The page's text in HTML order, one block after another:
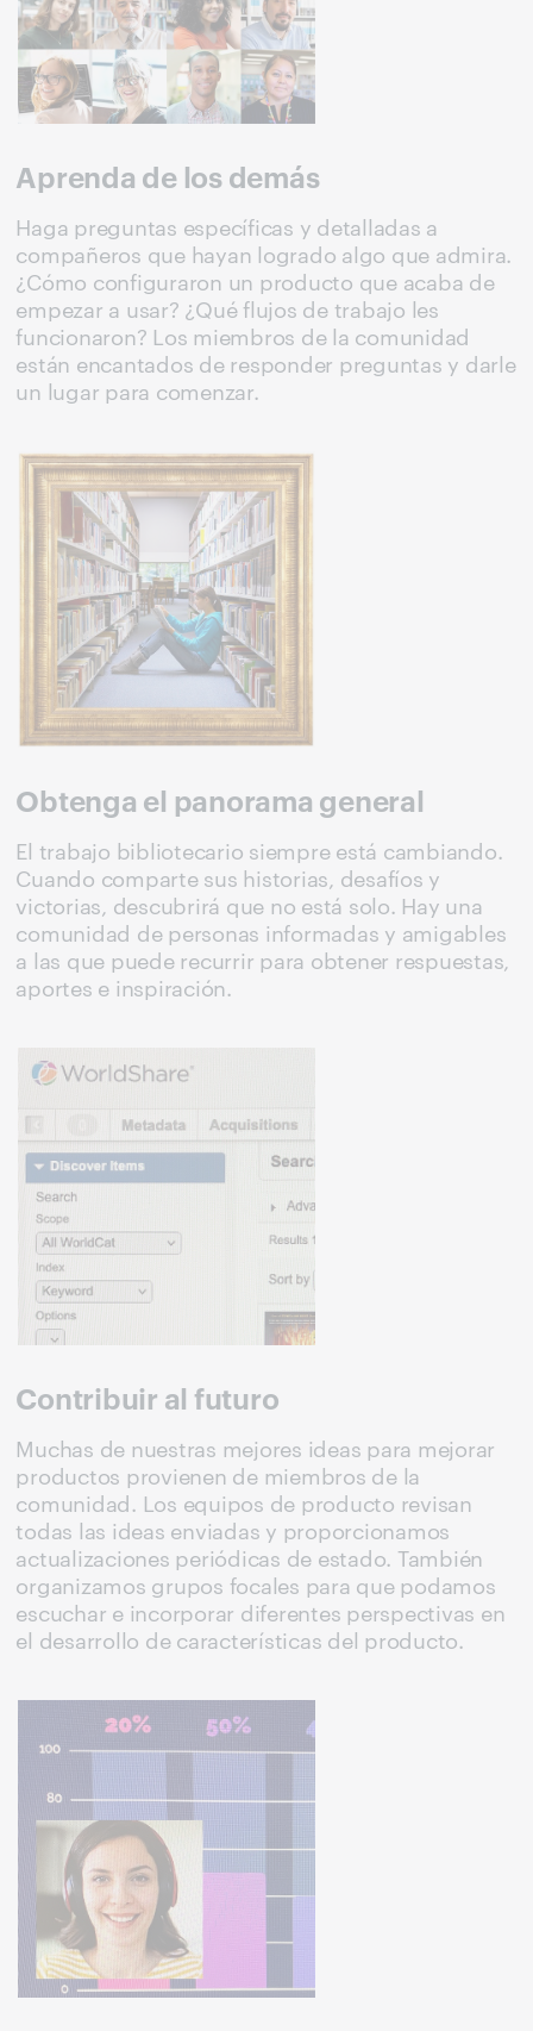
Aprenda de los demás
Haga preguntas específicas y detalladas a
compañeros que hayan logrado algo que admira.
¿Cómo configuraron un producto que acaba de
empezar a usar? ¿Qué flujos de trabajo les
funcionaron? Los miembros de la comunidad
están encantados de responder preguntas y darle
un lugar para comenzar.
Obtenga el panorama general
El trabajo bibliotecario siempre está cambiando.
Cuando comparte sus historias, desafíos y
victorias, descubrirá que no está solo. Hay una
comunidad de personas informadas y amigables
a las que puede recurrir para obtener respuestas,
aportes e inspiración.
Contribuir al futuro
Muchas de nuestras mejores ideas para mejorar
productos provienen de miembros de la
comunidad. Los equipos de producto revisan
todas las ideas enviadas y proporcionamos
actualizaciones periódicas de estado. También
organizamos grupos focales para que podamos
escuchar e incorporar diferentes perspectivas en
el desarrollo de características del producto.